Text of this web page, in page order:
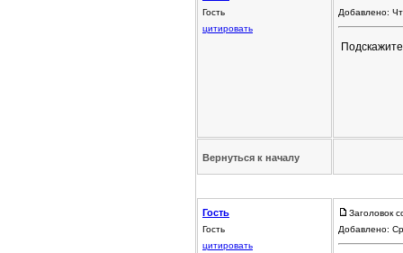
Гость
цитировать
Добавлено:
Вернуться к началу
Гость
Гость
цитировать
Заголовок
Добавлено: